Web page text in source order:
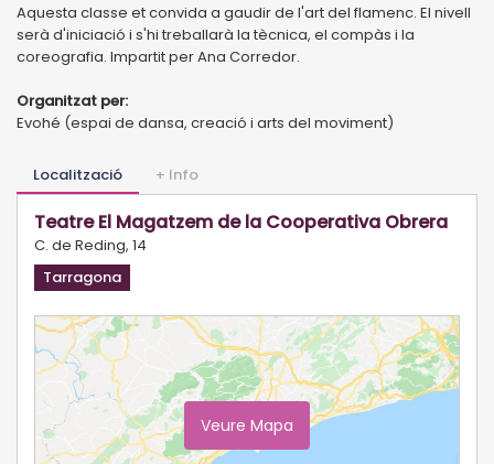
Aquesta classe et convida a gaudir de l'art del flamenc. El nivell
serà d'iniciació i s'hi treballarà la tècnica, el compàs i la
coreografia. Impartit per Ana Corredor.
Organitzat per:
Evohé (espai de dansa, creació i arts del moviment)
Localització + Info
Teatre El Magatzem de la Cooperativa Obrera
C. de Reding, 14
Tarragona
Veure Mapa